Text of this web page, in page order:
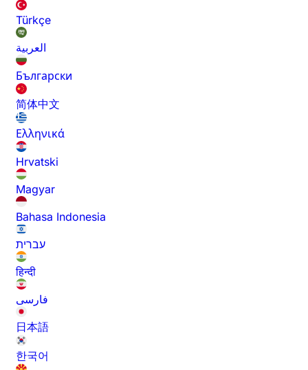
Türkçe
العربية
Български
简体中文
Ελληνικά
Hrvatski
Magyar
Bahasa Indonesia
עברית
हिन्दी
فارسی
日本語
한국어